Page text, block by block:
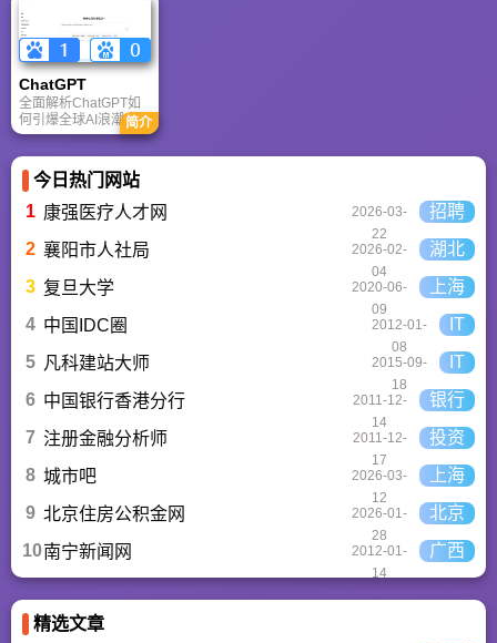
ChatGPT‌
全面解析ChatGPT如
何引爆全球AI浪潮！
通俗讲解神经网络、
Transformer与RLHF
核心技术，带您轻松
看懂大语言模型如何
重塑未来。
简介
今日热门网站
1 康强医疗人才网
2026-03-
22
招聘
2 襄阳市人社局
2026-02-
04
湖北
3 复旦大学
2020-06-
09
上海
4 中国IDC圈
2012-01-
08
IT
5 凡科建站大师
2015-09-
18
IT
6 中国银行香港分行
2011-12-
14
银行
7 注册金融分析师
2011-12-
17
投资
8 城市吧
2026-03-
12
上海
9 北京住房公积金网
2026-01-
28
北京
10南宁新闻网
2012-01-
14
广西
精选文章